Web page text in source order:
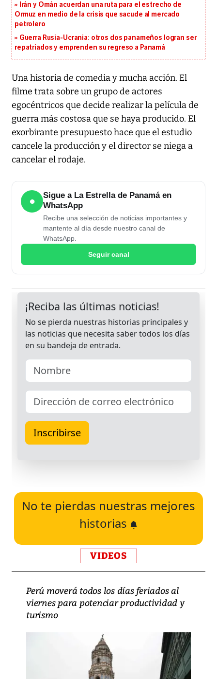
Irán y Omán acuerdan una ruta para el estrecho de
Ormuz en medio de la crisis que sacude al mercado
petrolero
Guerra Rusia-Ucrania: otros dos panameños logran ser
repatriados y emprenden su regreso a Panamá
Una historia de comedia y mucha acción. El
filme trata sobre un grupo de actores
egocéntricos que decide realizar la película de
guerra más costosa que se haya producido. El
exorbirante presupuesto hace que el estudio
cancele la producción y el director se niega a
cancelar el rodaje.
●
Sigue a La Estrella de Panamá en
WhatsApp
Recibe una selección de noticias importantes y
mantente al día desde nuestro canal de
WhatsApp.
Seguir canal
No te pierdas nuestras mejores
historias
VIDEOS
Perú moverá todos los días feriados al
viernes para potenciar productividad y
turismo